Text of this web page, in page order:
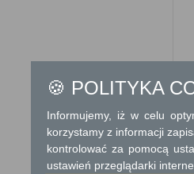
🍪 POLITYKA
Informujemy, iż w celu
korzystamy z informacji
kontrolować za pomocą
ustawień przeglądarki